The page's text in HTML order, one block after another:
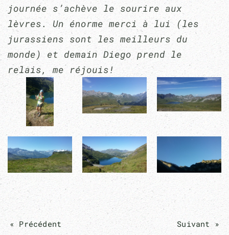
journée s’achève le sourire aux
lèvres. Un énorme merci à lui (les
jurassiens sont les meilleurs du
monde) et demain Diego prend le
relais, me réjouis!
« Précédent Suivant »